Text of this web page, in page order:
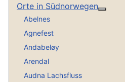
Orte in Südnorwegen
Abelnes
Agnefest
Andabeløy
Arendal
Audna Lachsfluss